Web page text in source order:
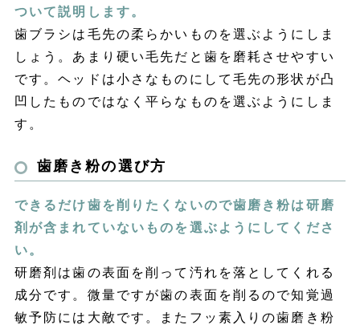
ついて説明します。
歯ブラシは毛先の柔らかいものを選ぶようにしま
しょう。あまり硬い毛先だと歯を磨耗させやすい
です。ヘッドは小さなものにして毛先の形状が凸
凹したものではなく平らなものを選ぶようにしま
す。
歯磨き粉の選び方
できるだけ歯を削りたくないので歯磨き粉は研磨
剤が含まれていないものを選ぶようにしてくださ
い。
研磨剤は歯の表面を削って汚れを落としてくれる
成分です。微量ですが歯の表面を削るので知覚過
敏予防には大敵です。またフッ素入りの歯磨き粉